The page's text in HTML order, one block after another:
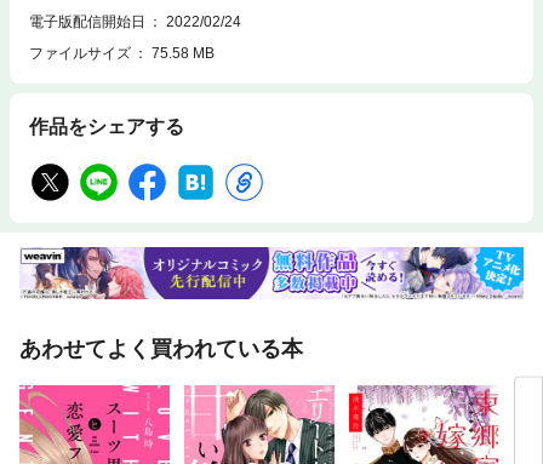
電子版配信開始日
2022/02/24
ファイルサイズ
75.58 MB
作品をシェアする
あわせてよく買われている本